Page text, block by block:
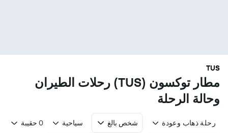
TUS
مطار توكسون (TUS) رحلات الطيران
وحالة الرحلة
رحلة ذهاب وعودة شخص بالغ سياحية 0 حقيبة